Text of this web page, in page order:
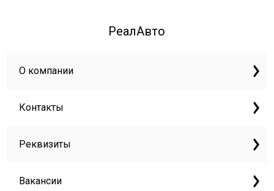
РеалАвто
О компании
Контакты
Реквизиты
Вакансии